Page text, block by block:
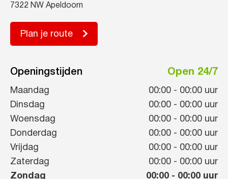
7322 NW Apeldoorn
Plan je route
Openingstijden Open 24/7
Maandag 00:00 - 00:00 uur
Dinsdag
00:00 - 00:00 uur
Woensdag
00:00 - 00:00 uur
Donderdag
00:00 - 00:00 uur
Vrijdag
00:00 - 00:00 uur
Zaterdag
00:00 - 00:00 uur
Zondag
00:00 - 00:00 uur